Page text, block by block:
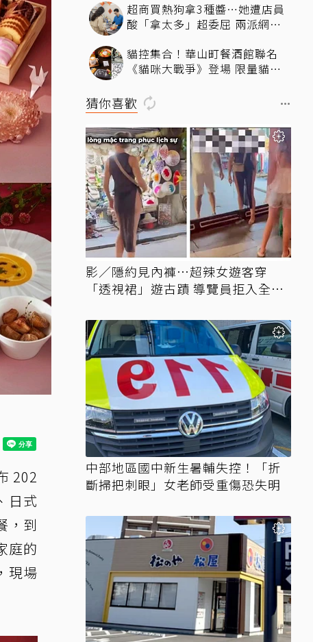
202
日式
，到
庭的
現場
超商買熱狗拿3種醬…她遭店員
酸「拿太多」超委屈 兩派網友
貓控集合！華山町餐酒館聯名
《貓咪大戰爭》登場 限量貓罐
猜你喜歡
影／隱約見內褲…超辣女遊客穿
「透視裙」遊古蹟 導覽員拒入全網
中部地區國中新生暑輔失控！「折
斷掃把刺眼」女老師受重傷恐失明